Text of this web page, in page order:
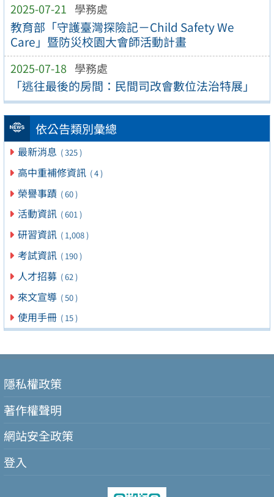
2025-07-21 學務處
教育部「守護臺灣探險記－Child Safety We
Care」暨防災校園大會師活動計畫
2025-07-18 學務處
「逃往最後的房間：民間司改會數位法治特展」
依公告類別彙總
最新消息 ( 325 )
高中重補修資訊 ( 4 )
榮譽事蹟 ( 60 )
活動資訊 ( 601 )
研習資訊 ( 1,008 )
考試資訊 ( 190 )
人才招募 ( 62 )
來文宣導 ( 50 )
使用手冊 ( 15 )
隱私權政策
著作權聲明
網站安全政策
登入